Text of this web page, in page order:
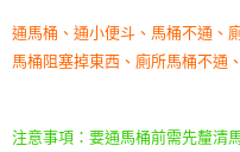
通馬桶、通小便斗、馬桶不通、
馬桶阻塞掉東西、廁所馬桶不通
注意事項：要通馬桶前需先釐清